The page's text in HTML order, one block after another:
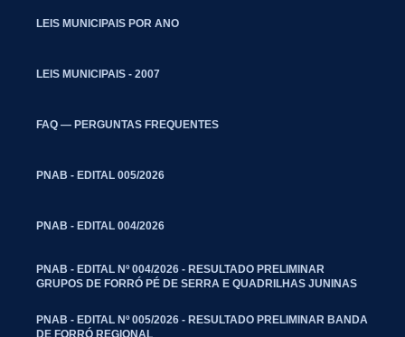
LEIS MUNICIPAIS POR ANO
LEIS MUNICIPAIS - 2007
FAQ — PERGUNTAS FREQUENTES
PNAB - EDITAL 005/2026
PNAB - EDITAL 004/2026
PNAB - EDITAL Nº 004/2026 - RESULTADO PRELIMINAR
GRUPOS DE FORRÓ PÉ DE SERRA E QUADRILHAS JUNINAS
PNAB - EDITAL Nº 005/2026 - RESULTADO PRELIMINAR BANDA
DE FORRÓ REGIONAL